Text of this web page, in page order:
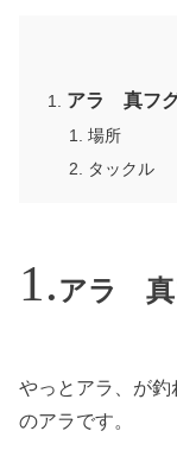
アラ 真フ
場所
タックル
アラ 真
やっとアラ、が
のアラです。